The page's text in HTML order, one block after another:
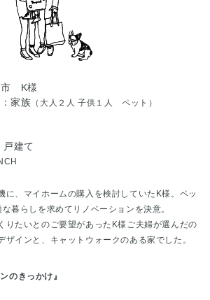
市 K様
家族 （大人２人 子供１人 ペット）
建て
に、マイホームの購入を検討していたK様。ペッ
暮らしを求めてリノベーションを決意。
りたいとのご要望があったK様ご夫婦が選んだの
ザインと、キャットウォークのある家でした。
のきっかけ』